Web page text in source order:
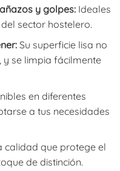
y golpes:Ideales
sector hostelero.
Su superficie lisa no
y se limpia fácilmente
en diferentes
a tus necesidades
que protege el
de distinción.